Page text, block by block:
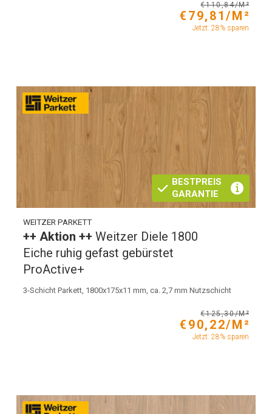
€110,84/M²
€79,81/M²
Jetzt: 28% sparen
BESTPREIS
GARANTIE
WEITZER PARKETT
++ Aktion ++Weitzer Diele 1800
Eiche ruhig gefast gebürstet
ProActive+
3-Schicht Parkett, 1800x175x11 mm, ca. 2,7 mm Nutzschicht
€125,30/M²
€90,22/M²
Jetzt: 28% sparen